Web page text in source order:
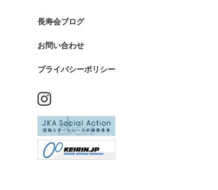
長寿会ブログ
お問い合わせ
プライバシーポリシー